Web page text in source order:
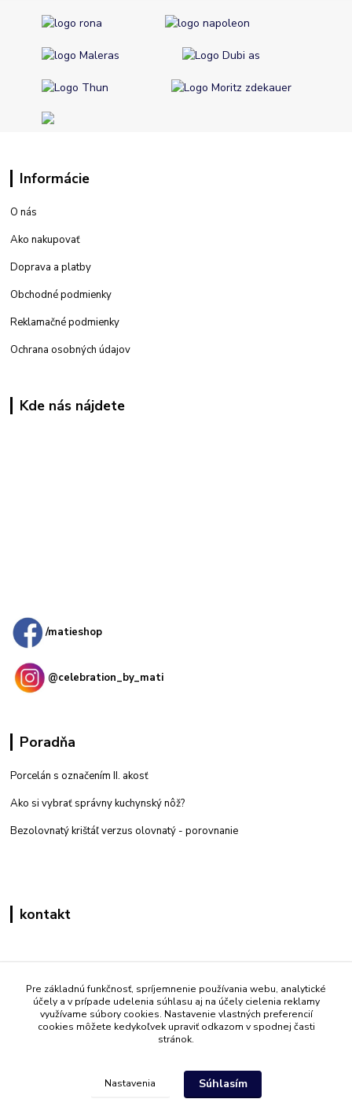
Informácie
O nás
Ako nakupovať
Doprava a platby
Obchodné podmienky
Reklamačné podmienky
Ochrana osobných údajov
Kde nás nájdete
/matieshop
@celebration_by_mati
Poradňa
Porcelán s označením II. akosť
Ako si vybrať správny kuchynský nôž?
Bezolovnatý krištáľ verzus olovnatý - porovnanie
kontakt
+421 908 861 051
(Po - Pia 7:30-15:30)
info@mati.sk
Pre základnú funkčnosť, spríjemnenie používania webu, analytické
účely a v prípade udelenia súhlasu aj na účely cielenia reklamy
využívame súbory cookies. Nastavenie vlastných preferencií
cookies môžete kedykoľvek upraviť odkazom v spodnej časti
stránok.
Nastavenia Súhlasím